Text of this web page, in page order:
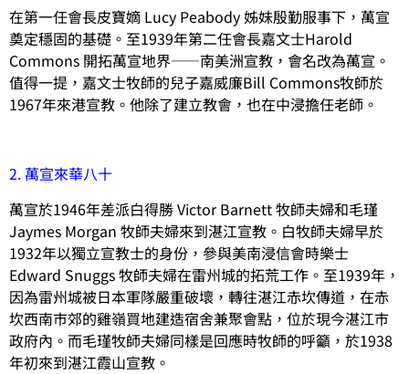
在第一任會長皮寶嫡 Lucy Peabody 姊妹殷勤服事下，萬宣
奠定穩固的基礎。至1939年第二任會長嘉文士Harold
Commons 開拓萬宣地界——南美洲宣教，會名改為萬宣。
值得一提，嘉文士牧師的兒子嘉威廉Bill Commons牧師於
1967年來港宣教。他除了建立教會，也在中浸擔任老師。
2. 萬宣來華八十
萬宣於1946年差派白得勝 Victor Barnett 牧師夫婦和毛瑾
Jaymes Morgan 牧師夫婦來到湛江宣教。白牧師夫婦早於
1932年以獨立宣教士的身份，參與美南浸信會時樂士
Edward Snuggs 牧師夫婦在雷州城的拓荒工作。至1939年，
因為雷州城被日本軍隊嚴重破壞，轉往湛江赤坎傳道，在赤
坎西南巿郊的雞嶺買地建造宿舍兼聚會點，位於現今湛江巿
政府內。而毛瑾牧師夫婦同樣是回應時牧師的呼籲，於1938
年初來到湛江霞山宣教。